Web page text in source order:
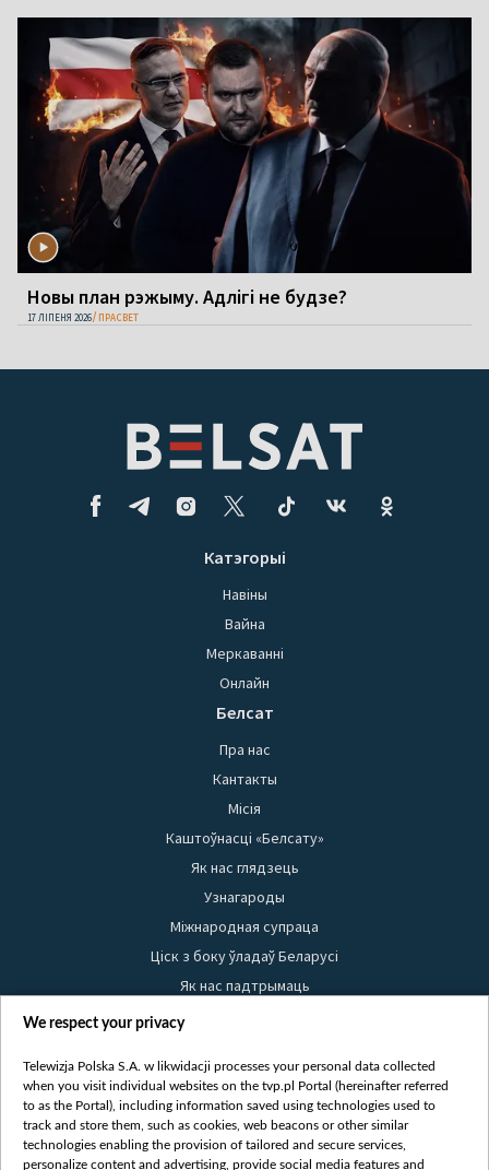
Новы план рэжыму. Адлігі не будзе?
17 ЛІПЕНЯ 2026 ПРАСВЕТ
Катэгорыі
Навіны
Вайна
Меркаванні
Онлайн
Белсат
Пра нас
Кантакты
Місія
Каштоўнасці «Белсату»
Як нас глядзець
Узнагароды
Міжнародная супраца
Ціск з боку ўладаў Беларусі
Як нас падтрымаць
Правілы выкарыстання матэрыялаў
Бяспека
Youtube
Белсат news
We respect your privacy
Telewizja Polska S.A. w likwidacji processes your personal data collected
when you visit individual websites on the tvp.pl Portal (hereinafter referred
to as the Portal), including information saved using technologies used to
track and store them, such as cookies, web beacons or other similar
technologies enabling the provision of tailored and secure services,
personalize content and advertising, provide social media features and